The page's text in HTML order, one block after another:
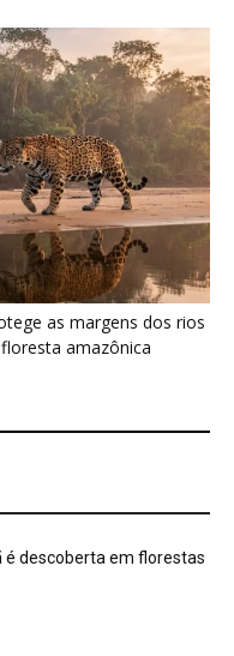
Contato
Termos de Serviço
🌎 Español